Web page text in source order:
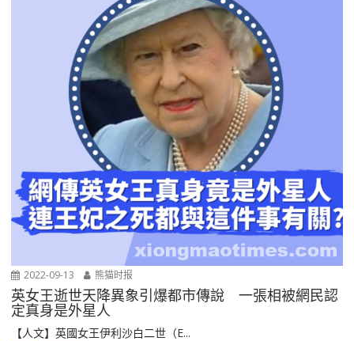
2022-09-13 熊猫时报
英女王逝世天降異象引爆都市傳說 一張相被網民認
定真身是外星人
【人文】英國女王伊利沙白二世（E...